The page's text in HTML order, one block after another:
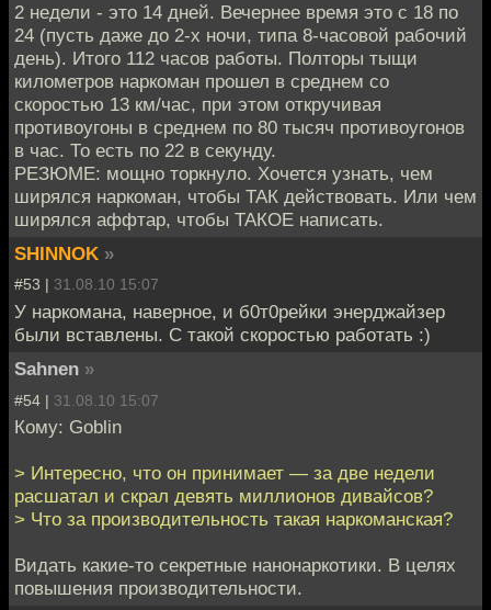
2 недели - это 14 дней. Вечернее время это с 18 по
24 (пусть даже до 2-х ночи, типа 8-часовой рабочий
день). Итого 112 часов работы. Полторы тыщи
километров наркоман прошел в среднем со
скоростью 13 км/час, при этом откручивая
противоугоны в среднем по 80 тысяч противоугонов
в час. То есть по 22 в секунду.
РЕЗЮМЕ: мощно торкнуло. Хочется узнать, чем
ширялся наркоман, чтобы ТАК действовать. Или чем
ширялся аффтар, чтобы ТАКОЕ написать.
SHINNOK »
#53 | 31.08.10 15:07
У наркомана, наверное, и б0т0рейки энерджайзер
были вставлены. С такой скоростью работать :)
Sahnen »
#54 | 31.08.10 15:07
Кому: Goblin
> Интересно, что он принимает — за две недели
расшатал и скрал девять миллионов дивайсов?
> Что за производительность такая наркоманская?
Видать какие-то секретные нанонаркотики. В целях
повышения производительности.